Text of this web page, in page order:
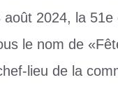
2024, la
le nom de
lieu de la